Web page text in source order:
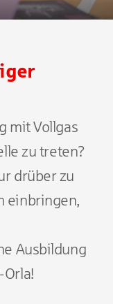
mit Vollgas
zu treten?
drüber zu
einbringen,
Ausbildung
Orla!